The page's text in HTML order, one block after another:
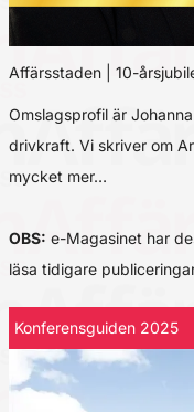
Affärsstaden | 10-
Omslagsprofil är
drivkraft. Vi skriver om
mycket mer…
OBS: e-Magasinet har
läsa tidigare
Konferensguiden 2025